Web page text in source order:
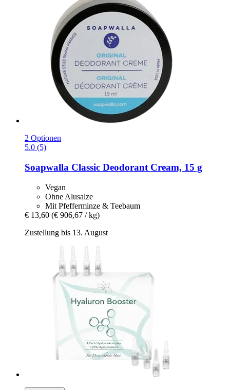
2 Optionen
5.0 (5)
Soapwalla Classic Deodorant Cream, 15 g
Vegan
Ohne Alusalze
Mit Pfefferminze & Teebaum
€ 13,60 (€ 906,67 / kg)
Zustellung bis 13. August